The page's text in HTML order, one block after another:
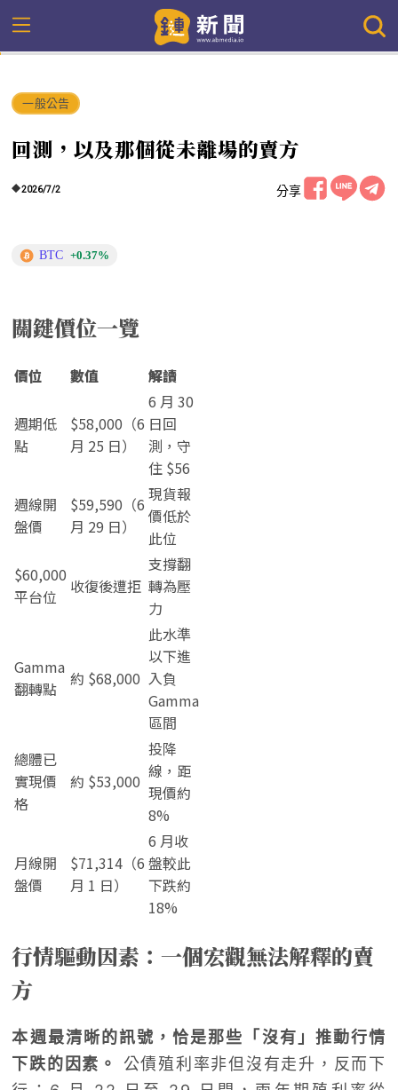
一般公告
回測，以及那個從未離場的賣方
2026/7/2 分享
BTC +0.37%
關鍵價位一覽
價位 數值 解讀
週期低
點
$58,000（6
月 25 日）
6 月 30
日回
測，守
住 $56
週線開
盤價
$59,590（6
月 29 日）
現貨報
價低於
此位
$60,000
平台位
收復後遭拒
支撐翻
轉為壓
力
Gamma
翻轉點
約 $68,000
此水準
以下進
入負
Gamma
區間
總體已
實現價
格
約 $53,000
投降
線，距
現價約
8%
月線開
盤價
$71,314（6
月 1 日）
6 月收
盤較此
下跌約
18%
行情驅動因素：一個宏觀無法解釋的賣
方
本週最清晰的訊號，恰是那些「沒有」推動行情
下跌的因素。
公債殖利率非但沒有走升，反而下